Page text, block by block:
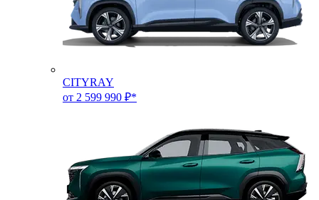
CITYRAY
от 2 599 990 ₽*